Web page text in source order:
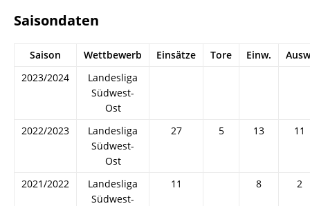
Saisondaten
Saison Wettbewerb Einsätze Tore Einw.
2023/2024
Landesliga
Südwest-
Ost
2022/2023
Landesliga
Südwest-
Ost
27 5 13 11
2021/2022
Landesliga
Südwest-
11 8 2